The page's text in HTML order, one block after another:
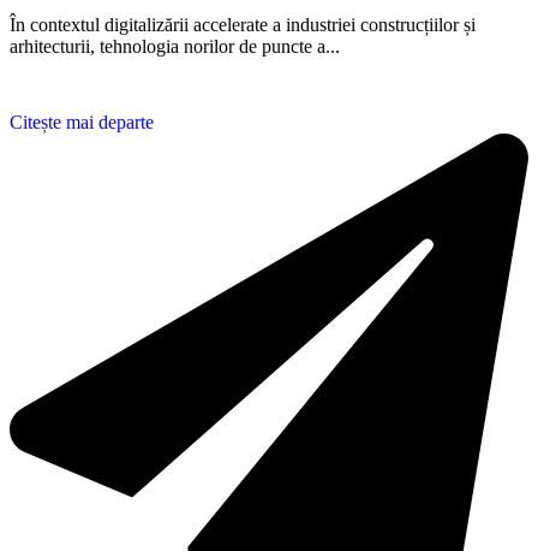
În contextul digitalizării accelerate a industriei construcțiilor și
arhitecturii, tehnologia norilor de puncte a...
Citește mai departe